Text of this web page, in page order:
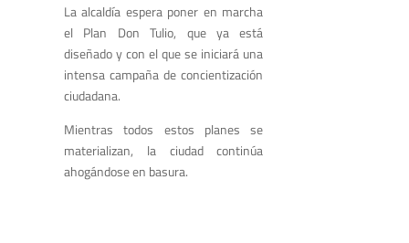
La alcaldía espera poner en marcha
el Plan Don Tulio, que ya está
diseñado y con el que se iniciará una
intensa campaña de concientización
ciudadana.
Mientras todos estos planes se
materializan, la ciudad continúa
ahogándose en basura.